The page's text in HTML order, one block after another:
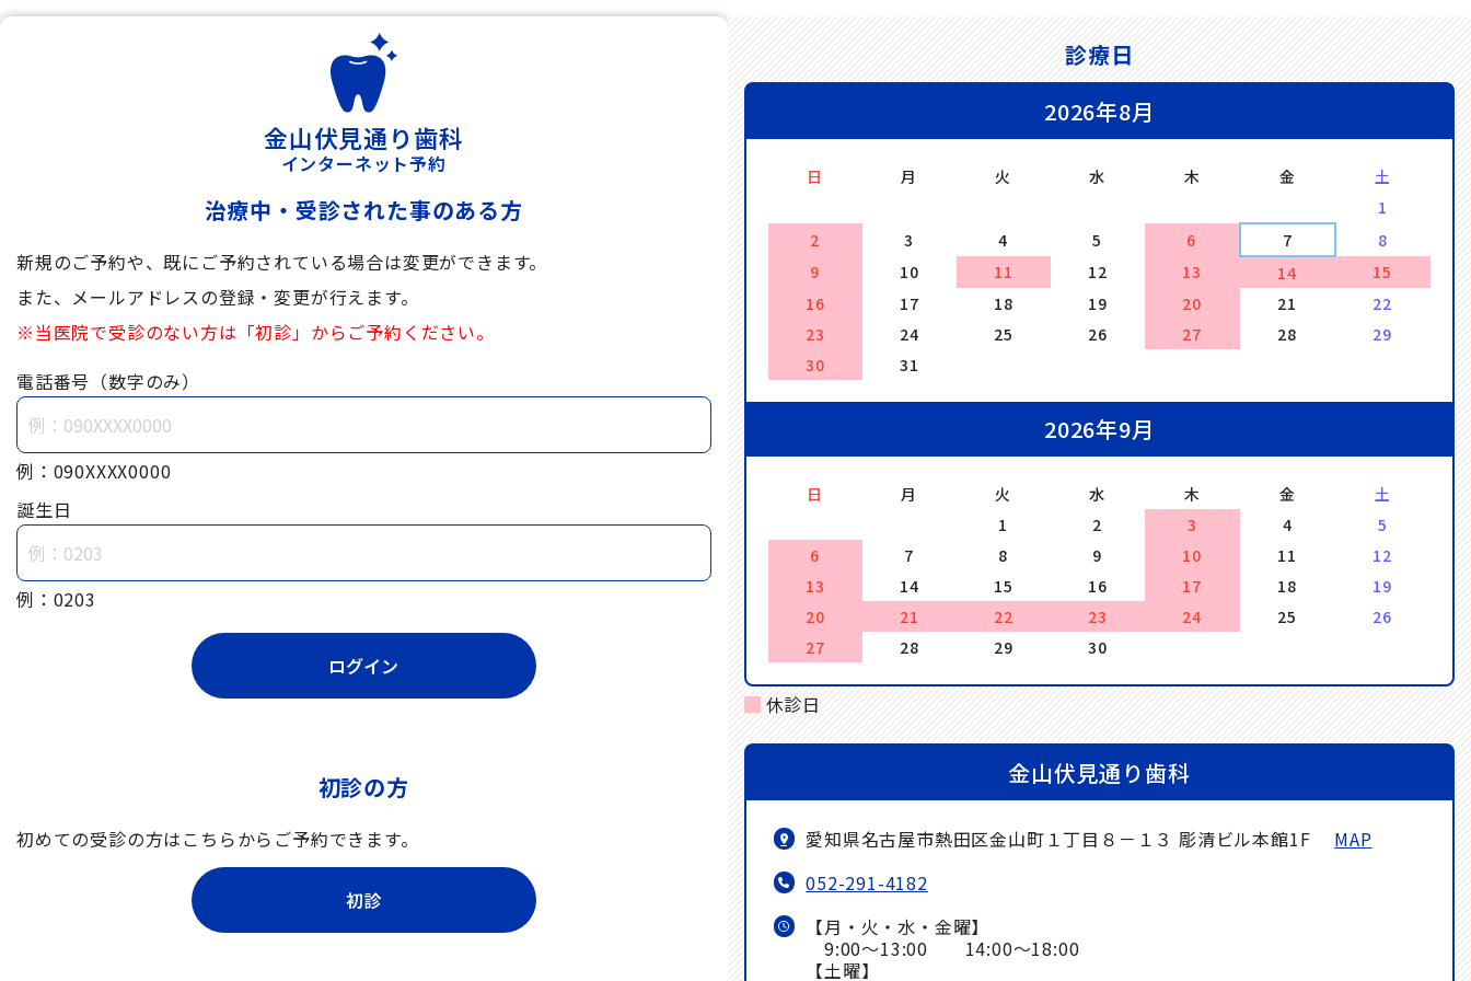
金山伏見通り歯科
インターネット予約
治療中・受診された事のある方
新規のご予約や、既にご予約されている場合は変更ができます。
また、メールアドレスの登録・変更が行えます。
※当医院で受診のない方は「初診」からご予約ください。
電話番号（数字のみ）
例：090XXXX0000
誕生日
例：0203
初診の方
初めての受診の方はこちらからご予約できます。
診療日
2026年8月
日 月 火 水 木 金
土
1
2
3 4 5 6 7
8
9
10 11 12 13 14
15
16
17 18 19 20 21
22
23
24 25 26 27 28
29
30
31
2026年9月
日 月 火 水 木 金
土
1
2 3 4
5
6
7 8 9 10 11
12
13
14 15 16 17 18
19
20
21 22 23 24 25
26
27
28 29 30
休診日
金山伏見通り歯科
愛知県名古屋市熱田区金山町１丁目８－１３ 彫清ビル本館1F MAP
052-291-4182
【月・火・水・金曜】
9:00～13:00 14:00～18:00
【土曜】